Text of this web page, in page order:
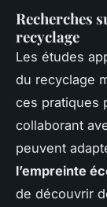
Recherches
recyclage
Les études
du recyclage
ces pratiques
collaborant
peuvent
l’empreinte
de découvrir